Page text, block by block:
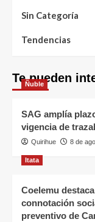
Sin Categoría
Tendencias
Te pueden
Ñuble
SAG amplía
vigencia de
Quirihue 8 de
Itata
Coelemu
connotación
preventivo de